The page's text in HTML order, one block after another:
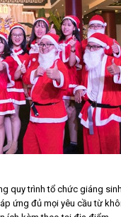
quy trình tổ chức giáng
ứng đủ mọi yêu cầu từ